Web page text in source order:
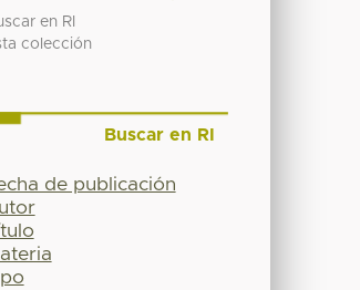
en RI
colección
Buscar en RI
de publicación